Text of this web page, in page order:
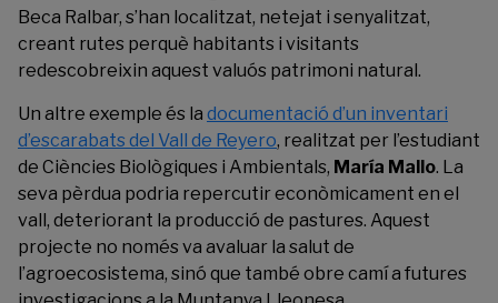
Beca Ralbar, s’han localitzat, netejat i senyalitzat,
creant rutes perquè habitants i visitants
redescobreixin aquest valuós patrimoni natural.
Un altre exemple és la documentació d’un inventari
d’escarabats del Vall de Reyero, realitzat per l’estudiant
de Ciències Biològiques i Ambientals, María Mallo. La
seva pèrdua podria repercutir econòmicament en el
vall, deteriorant la producció de pastures. Aquest
projecte no només va avaluar la salut de
l’agroecosistema, sinó que també obre camí a futures